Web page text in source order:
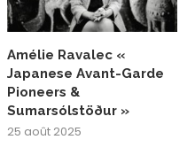
Amélie Ravalec «
Japanese Avant-Garde
Pioneers &
Sumarsólstöður »
25 août 2025